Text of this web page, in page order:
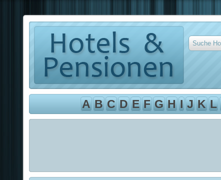
A B C D E F G H I J K L